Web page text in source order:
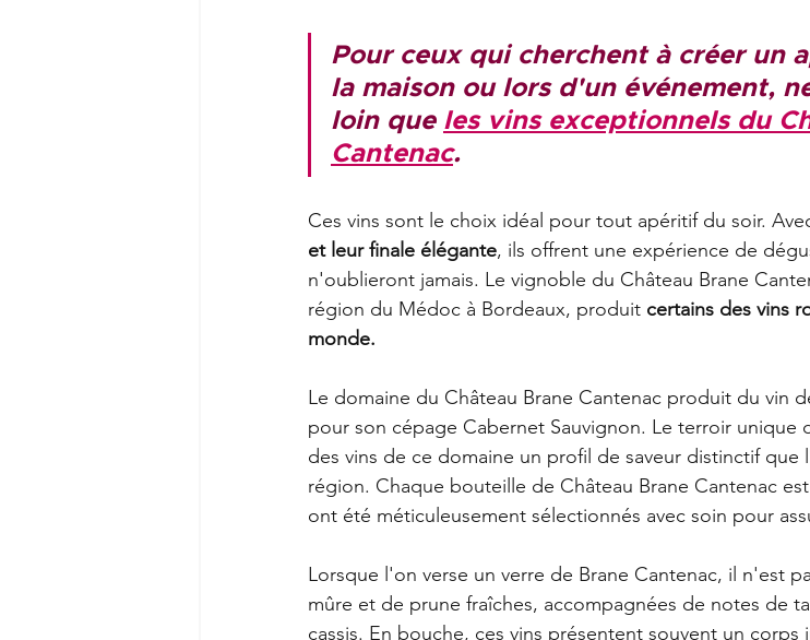
Pour ceux qui cherchent à créer un
la maison ou lors d'un événement,
loin que les vins exceptionnels du
Cantenac.
Ces vins sont le choix idéal pour tout apéritif du soir.
et leur finale élégante, ils offrent une expérience de
n'oublieront jamais. Le vignoble du Château Brane
région du Médoc à Bordeaux, produit certains des vins
monde.
Le domaine du Château Brane Cantenac produit du vin
pour son cépage Cabernet Sauvignon. Le terroir unique
des vins de ce domaine un profil de saveur distinctif
région. Chaque bouteille de Château Brane Cantenac
ont été méticuleusement sélectionnés avec soin pour
Lorsque l'on verse un verre de Brane Cantenac, il n'est
mûre et de prune fraîches, accompagnées de notes de
cassis. En bouche, ces vins présentent souvent un corps